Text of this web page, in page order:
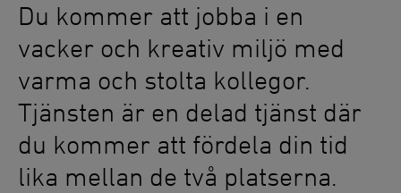
Du kommer att jobba i en
vacker och kreativ miljö med
varma och stolta kollegor.
Tjänsten är en delad tjänst där
du kommer att fördela din tid
lika mellan de två platserna.